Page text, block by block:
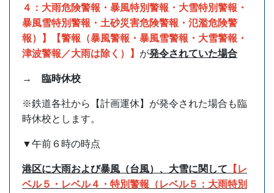
４：大雨危険警報・暴風特別警報・大雪特別警報・
暴風雪特別警報・土砂災害危険警報・氾濫危険警
報）】【警報（暴風警報・暴風雪警報・大雪警報・
津波警報／大雨は除く）
】 が発令されていた場合
→ 臨時休校
※鉄道各社から【計画運休】が発令された場合も臨
時休校とします。
▼午前６時の時点
港区に大雨および暴風（台風）、大雪に関して 【レ
ベル５・レベル４・特別警報（レベル５：大雨特別